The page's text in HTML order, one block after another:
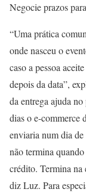
Negocie prazos
“Uma prática
onde nasceu o
caso a pessoa
depois da data”,
da entrega ajuda
dias o e-commerce
enviaria num dia
não termina
crédito. Termina na
diz Luz. Para